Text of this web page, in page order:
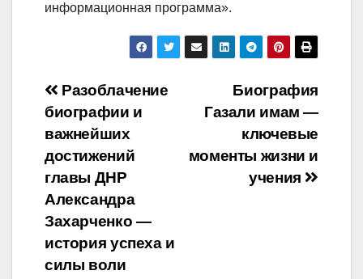
информационная программа».
Навигация
по
записям
Биография
Газали имам —
ключевые
моменты жизни и
учения
Разоблачение
биографии и
важнейших
достижений
главы ДНР
Александра
Захарченко —
история успеха и
силы воли